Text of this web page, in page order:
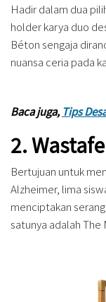
Hadir dalam dua
holder karya duo
Béton sengaja
nuansa ceria pada
Baca juga, Tips
2.
Bertujuan untuk
Alzheimer, lima
menciptakan
satunya adalah The